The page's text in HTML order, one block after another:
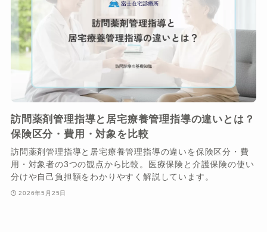
訪問薬剤管理指導と居宅療養管理指導の違いとは？
保険区分・費用・対象を比較
訪問薬剤管理指導と居宅療養管理指導の違いを保険区分・費
用・対象者の3つの観点から比較。医療保険と介護保険の使い
分けや自己負担額をわかりやすく解説しています。
2026年5月25日